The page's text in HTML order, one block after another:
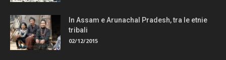
In Assam e Arunachal Pradesh, tra le etnie
tribali
02/12/2015